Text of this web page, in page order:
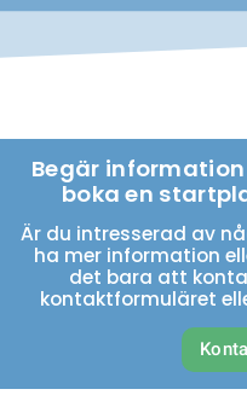
Begär
boka en
Är du intresserad av
ha mer information
det bara att
kontaktformuläret